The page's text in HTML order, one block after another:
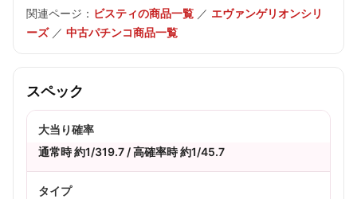
関連ページ： ビスティの商品一覧 ／ エヴァンゲリオンシリ
ーズ／ 中古パチンコ商品一覧
スペック
大当り確率
通常時 約1/319.7 / 高確率時 約1/45.7
タイプ